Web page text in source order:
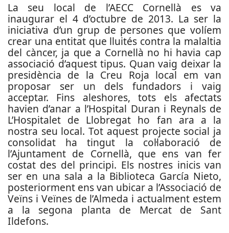
La seu local de l’AECC Cornellà es va
inaugurar el 4 d’octubre de 2013. La ser la
iniciativa d’un grup de persones que volíem
crear una entitat que lluités contra la malaltia
del càncer, ja que a Cornellà no hi havia cap
associació d’aquest tipus. Quan vaig deixar la
presidència de la Creu Roja local em van
proposar ser un dels fundadors i vaig
acceptar. Fins aleshores, tots els afectats
havien d’anar a l’Hospital Duran i Reynals de
L’Hospitalet de Llobregat ho fan ara a la
nostra seu local. Tot aquest projecte social ja
consolidat ha tingut la col·laboració de
l’Ajuntament de Cornellà, que ens van fer
costat des del principi. Els nostres inicis van
ser en una sala a la Biblioteca García Nieto,
posteriorment ens van ubicar a l’Associació de
Veïns i Veïnes de l’Almeda i actualment estem
a la segona planta de Mercat de Sant
Ildefons.